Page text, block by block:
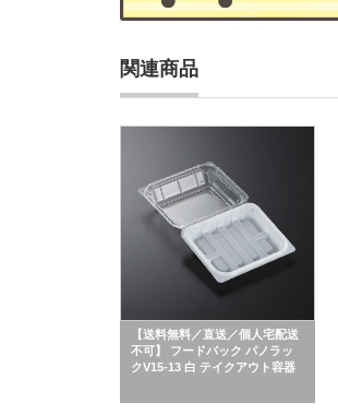
関連商品
【送料無料／直送／個人宅配送
不可】 フードパック パノラッ
クV15-13 白 テイクアウト容器